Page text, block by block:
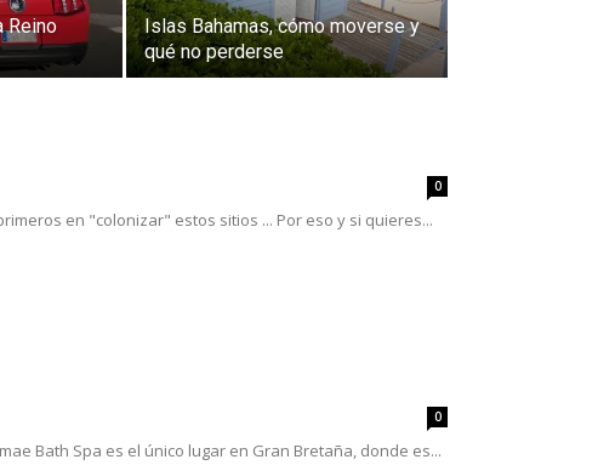
Reino
Islas Bahamas, cómo moverse y
qué no perderse
0
en "colonizar" estos sitios ... Por eso y si quieres...
0
Bath Spa es el único lugar en Gran Bretaña, donde es...